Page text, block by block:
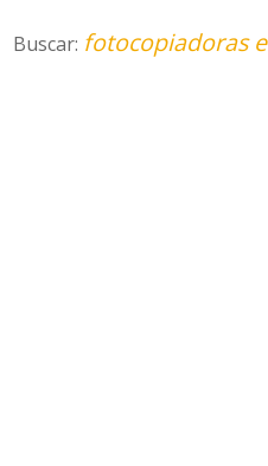
Buscar: fotocopiadoras